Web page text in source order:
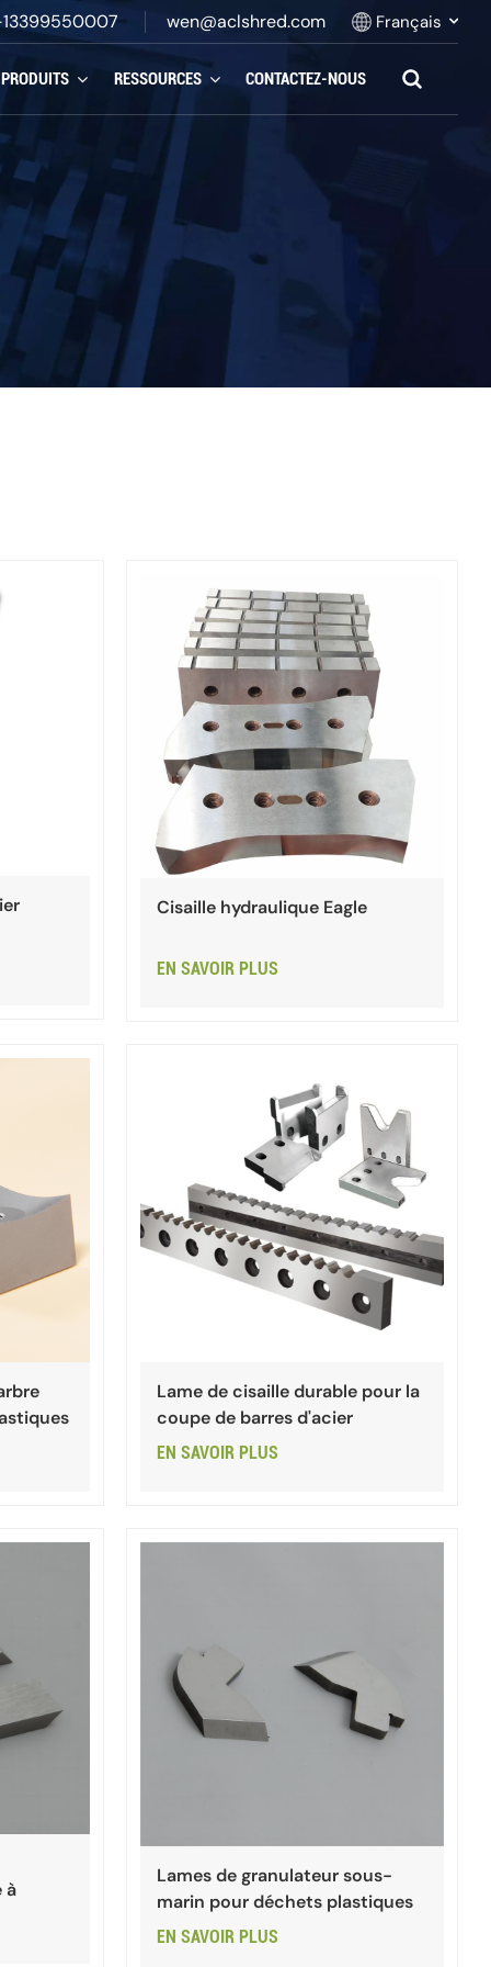
wen@aclshred.com Français
Español
PRODUITS RESSOURCES CONTACTEZ-NOUS
Cisaille hydraulique Eagle
EN SAVOIR PLUS
Lame de cisaille durable pour la
coupe de barres d'acier
EN SAVOIR PLUS
à
Lames de granulateur sous-
marin pour déchets plastiques
EN SAVOIR PLUS